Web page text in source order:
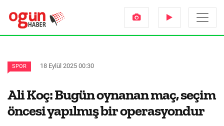
SPOR 18 Eylül 2025 00:30
Ali Koç: Bugün oynanan maç, seçim
öncesi yapılmış bir operasyondur